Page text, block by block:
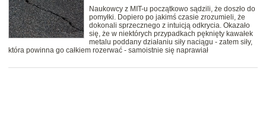
Naukowcy z MIT-u początkowo sądzili, że doszło do
pomyłki. Dopiero po jakimś czasie zrozumieli, że
dokonali sprzecznego z intuicją odkrycia. Okazało
się, że w niektórych przypadkach pęknięty kawałek
metalu poddany działaniu siły naciągu - zatem siły,
która powinna go całkiem rozerwać - samoistnie się naprawiał